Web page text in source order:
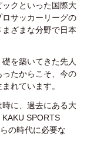
クといった国際大
サッカーリーグの
ざまな分野で日本
を築いてきた先人
たからこそ、今の
れています。
に、過去にある大
SPORTS
の時代に必要な